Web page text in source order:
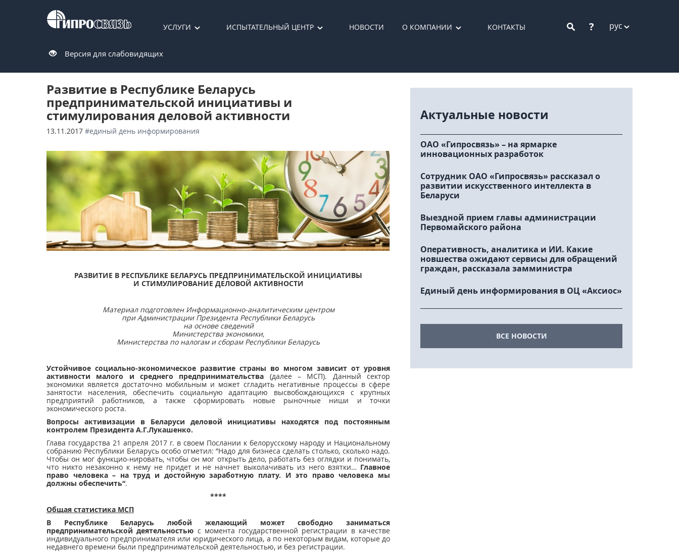
УСЛУГИ ИСПЫТАТЕЛЬНЫЙ ЦЕНТР НОВОСТИ О КОМПАНИИ КОНТАКТЫ ? рус
Версия для слабовидящих
Развитие в Республике Беларусь
предпринимательской инициативы и
стимулирования деловой активности
13.11.2017 #единый день информирования
РАЗВИТИЕ В РЕСПУБЛИКЕ БЕЛАРУСЬ ПРЕДПРИНИМАТЕЛЬСКОЙ ИНИЦИАТИВЫ
И СТИМУЛИРОВАНИЕ ДЕЛОВОЙ АКТИВНОСТИ
Материал подготовлен Информационно-аналитическим центром
при Администрации Президента Республики Беларусь
на основе сведений
Министерства экономики,
Министерства по налогам и сборам Республики Беларусь
Устойчивое социально-экономическое развитие страны во многом зависит от уровня
активности малого и среднего предпринимательства (далее – МСП). Данный сектор
экономики является достаточно мобильным и может сгладить негативные процессы в сфере
занятости населения, обеспечить социальную адаптацию высвобождающихся с крупных
предприятий работников, а также сформировать новые рыночные ниши и точки
экономического роста.
Вопросы активизации в Беларуси деловой инициативы находятся под постоянным
контролем Президента А.Г.Лукашенко.
Глава государства 21 апреля 2017 г. в своем Послании к белорусскому народу и Национальному
собранию Республики Беларусь особо отметил: ”Надо для бизнеса сделать столько, сколько надо.
Чтобы он мог функцио-нировать, чтобы он мог открыть дело, работать без оглядки и понимать,
что никто незаконно к нему не придет и не начнет выколачивать из него взятки… Главное
право человека – на труд и достойную заработную плату. И это право человека мы
должны обеспечить“.
****
Общая статистика МСП
В Республике Беларусь любой желающий может свободно заниматься
предпринимательской деятельностью с момента государственной регистрации в качестве
индивидуального предпринимателя или юридического лица, а по некоторым видам, которые до
недавнего времени были предпринимательской деятельностью, и без регистрации.
Актуальные новости
ОАО «Гипросвязь» – на ярмарке
инновационных разработок
Сотрудник ОАО «Гипросвязь» рассказал о
развитии искусственного интеллекта в
Беларуси
Выездной прием главы администрации
Первомайского района
Оперативность, аналитика и ИИ. Какие
новшества ожидают сервисы для обращений
граждан, рассказала замминистра
Единый день информирования в ОЦ «Аксиос»
ВСЕ НОВОСТИ